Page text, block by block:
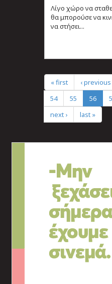
Λίγο χώρο να
θα μπορούσε να
να στήσει...
« first ‹ previous
54
55 56
next ›
last »